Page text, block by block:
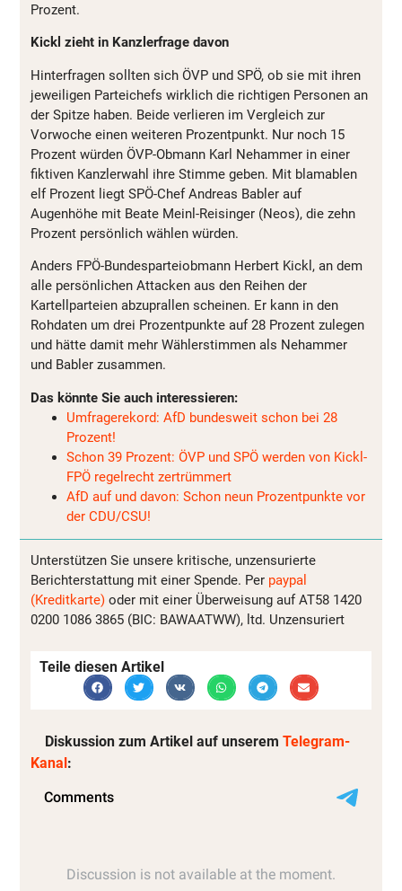
Prozent.
Kickl zieht in Kanzlerfrage davon
Hinterfragen sollten sich ÖVP und SPÖ, ob sie mit ihren
jeweiligen Parteichefs wirklich die richtigen Personen an
der Spitze haben. Beide verlieren im Vergleich zur
Vorwoche einen weiteren Prozentpunkt. Nur noch 15
Prozent würden ÖVP-Obmann Karl Nehammer in einer
fiktiven Kanzlerwahl ihre Stimme geben. Mit blamablen
elf Prozent liegt SPÖ-Chef Andreas Babler auf
Augenhöhe mit Beate Meinl-Reisinger (Neos), die zehn
Prozent persönlich wählen würden.
Anders FPÖ-Bundesparteiobmann Herbert Kickl, an dem
alle persönlichen Attacken aus den Reihen der
Kartellparteien abzuprallen scheinen. Er kann in den
Rohdaten um drei Prozentpunkte auf 28 Prozent zulegen
und hätte damit mehr Wählerstimmen als Nehammer
und Babler zusammen.
Das könnte Sie auch interessieren:
Umfragerekord: AfD bundesweit schon bei 28
Prozent!
Schon 39 Prozent: ÖVP und SPÖ werden von Kickl-
FPÖ regelrecht zertrümmert
AfD auf und davon: Schon neun Prozentpunkte vor
der CDU/CSU!
Unterstützen Sie unsere kritische, unzensurierte
Berichterstattung mit einer Spende. Per paypal
(Kreditkarte) oder mit einer Überweisung auf AT58 1420
0200 1086 3865 (BIC: BAWAATWW), ltd. Unzensuriert
Teile diesen Artikel
Diskussion zum Artikel auf unserem Telegram-
Kanal: